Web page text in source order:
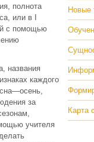
полнота
или в I
с помощью
названия
каждого
за
учителя
Новые
Карта